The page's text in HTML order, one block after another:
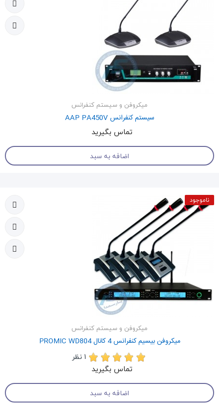
میکروفن و سیستم کنفرانس
سیستم کنفرانس AAP PA450V
تماس بگیرید
اضافه به سبد
ناموجود
میکروفن و سیستم کنفرانس
میکروفن بیسیم کنفرانس 4 کانال PROMIC WD804
1 نظر
تماس بگیرید
اضافه به سبد